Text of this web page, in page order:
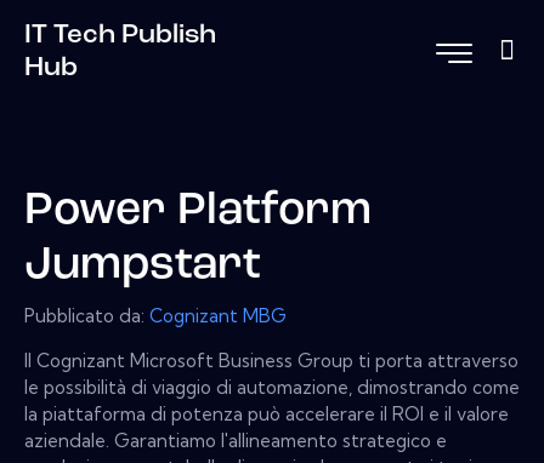
IT Tech Publish
Hub
Power Platform
Jumpstart
Pubblicato da: Cognizant MBG
Il Cognizant Microsoft Business Group ti porta attraverso
le possibilità di viaggio di automazione, dimostrando come
la piattaforma di potenza può accelerare il ROI e il valore
aziendale. Garantiamo l'allineamento strategico e